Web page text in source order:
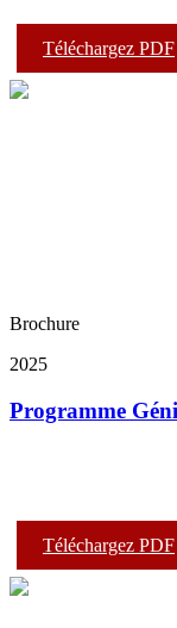
Téléchargez PDF
Brochure
2025
Programme
Téléchargez PDF